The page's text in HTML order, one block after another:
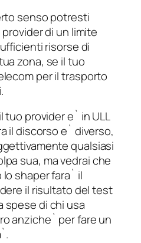
senso potresti
di un limite
risorse di
zona, se il tuo
per il trasporto
tuo provider e` in ULL
il discorso e` diverso,
qualsiasi
sua, ma vedrai che
shaper fara` il
il risultato del test
spese di chi usa
anziche` per fare un